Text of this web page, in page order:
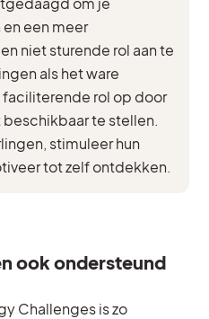
een meer
niet sturende rol aan te
als het ware
faciliterende rol op door
te stellen.
stimuleer hun
tot zelf ontdekken.
ook ondersteund
Challenges is zo